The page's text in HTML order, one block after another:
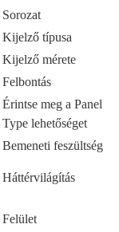
Sorozat
Kijelző típusa
Kijelző mérete
Felbontás
Érintse meg a Panel
Type lehetőséget
Bemeneti feszültség
Háttérvilágítás
Felület